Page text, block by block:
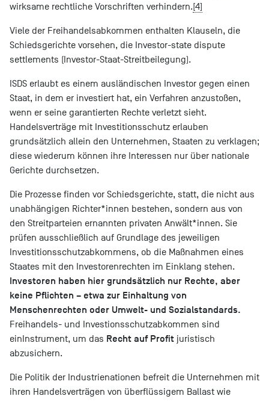
wirksame rechtliche Vorschriften verhindern.[4]
Viele der Freihandelsabkommen enthalten Klauseln, die
Schiedsgerichte vorsehen, die Investor-state dispute
settlements (Investor-Staat-Streitbeilegung).
ISDS erlaubt es einem ausländischen Investor gegen einen
Staat, in dem er investiert hat, ein Verfahren anzustoßen,
wenn er seine garantierten Rechte verletzt sieht.
Handelsverträge mit Investitionsschutz erlauben
grundsätzlich allein den Unternehmen, Staaten zu verklagen;
diese wiederum können ihre Interessen nur über nationale
Gerichte durchsetzen.
Die Prozesse finden vor Schiedsgerichte, statt, die nicht aus
unabhängigen Richter*innen bestehen, sondern aus von
den Streitparteien ernannten privaten Anwält*innen. Sie
prüfen ausschließlich auf Grundlage des jeweiligen
Investitionsschutzabkommens, ob die Maßnahmen eines
Staates mit den Investorenrechten im Einklang stehen.
Investoren haben hier grundsätzlich nur Rechte, aber
keine Pflichten – etwa zur Einhaltung von
Menschenrechten oder Umwelt- und Sozialstandards.
Freihandels- und Investionsschutzabkommen sind
einInstrument, um das Recht auf Profit juristisch
abzusichern.
Die Politik der Industrienationen befreit die Unternehmen mit
ihren Handelsverträgen von überflüssigem Ballast wie